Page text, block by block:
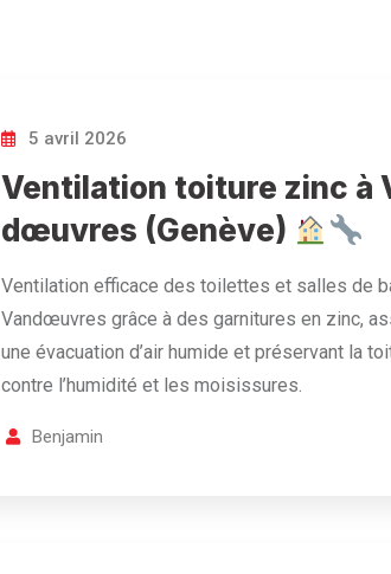
5 avril 2026
Ventilation toiture zinc à
dœuvres (Genève)
Ventilation efficace des toilettes et salles de
Vandœuvres grâce à des garnitures en zinc,
une évacuation d’air humide et préservant la
contre l’humidité et les moisissures.
Benjamin